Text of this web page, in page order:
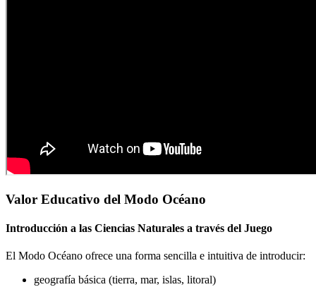
Valor Educativo del Modo Océano
Introducción a las Ciencias Naturales a través del Juego
El Modo Océano ofrece una forma sencilla e intuitiva de introducir:
geografía básica (tierra, mar, islas, litoral)